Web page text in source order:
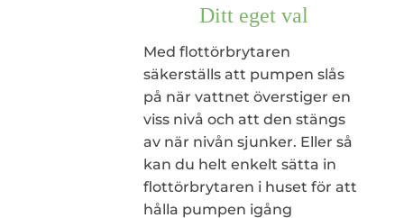
Ditt eget val
Med flottörbrytaren
säkerställs att pumpen slås
på när vattnet överstiger en
viss nivå och att den stängs
av när nivån sjunker. Eller så
kan du helt enkelt sätta in
flottörbrytaren i huset för att
hålla pumpen igång